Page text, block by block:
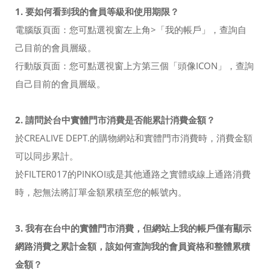
1. 要如何看到我的會員等級和使用期限？
電腦版頁面：您可點選視窗左上角>「我的帳戶」，查詢自
己目前的會員層級。
行動版頁面：您可點選視窗上方第三個「頭像ICON」，查詢
自己目前的會員層級。
2. 請問於台中實體門市消費是否能累計消費金額？
於CREALIVE DEPT.的購物網站和實體門市消費時，消費金額
可以同步累計。
於FILTER017的PINKOI或是其他通路之實體或線上通路消費
時，恕無法將訂單金額累積至您的帳號內。
3. 我有在台中的實體門市消費，但網站上我的帳戶僅有顯示
網路消費之累計金額，該如何查詢我的會員資格和整體累積
金額？